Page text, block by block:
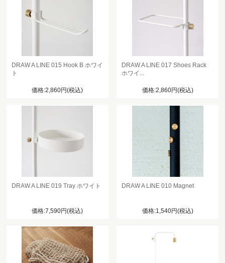
DRAW A LINE 015 Hook B ホワイ
ト
価格:2,860円(税込)
DRAW A LINE 017 Shoes Rack
ホワイ...
価格:2,860円(税込)
DRAW A LINE 019 Tray ホワイト
価格:7,590円(税込)
DRAW A LINE 010 Magnet
価格:1,540円(税込)